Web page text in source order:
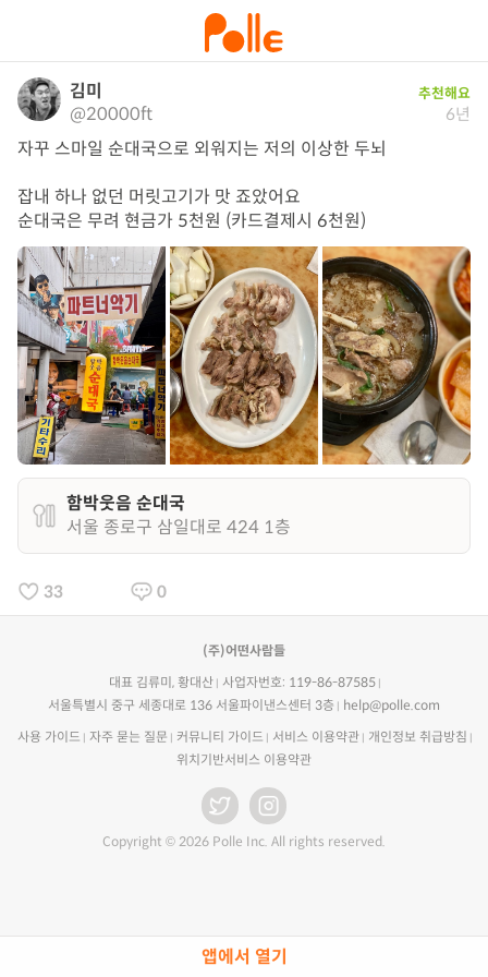
앱에서 열기
김미
@20000ft
추천해요
6년
자꾸 스마일 순대국으로 외워지는 저의 이상한 두뇌
잡내 하나 없던 머릿고기가 맛 죠았어요
순대국은 무려 현금가 5천원 (카드결제시 6천원)
함박웃음 순대국
서울 종로구 삼일대로 424 1층
33 0
(주)어떤사람들
대표 김류미, 황대산
사업자번호: 119-86-87585
서울특별시 중구 세종대로 136 서울파이낸스센터 3층
help@polle.com
사용 가이드 자주 묻는 질문 커뮤니티 가이드 서비스 이용약관
개인정보 취급방침
위치기반서비스 이용약관
Copyright © 2026 Polle Inc. All rights reserved.